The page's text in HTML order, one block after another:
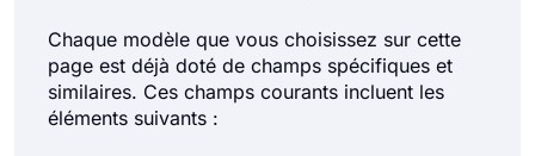
Chaque modèle que vous choisissez sur cette
page est déjà doté de champs spécifiques et
similaires. Ces champs courants incluent les
éléments suivants :